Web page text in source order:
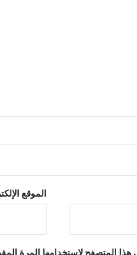
الموقع
المتصفح لاستخدامها المرة